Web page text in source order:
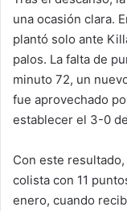
una ocasión clara.
plantó solo ante
palos. La falta de
minuto 72, un
fue aprovechado
establecer el 3-0
Con este
colista con 11
enero, cuando